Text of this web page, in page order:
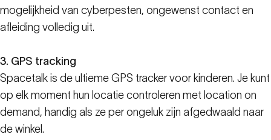
mogelijkheid van cyberpesten, ongewenst contact en
afleiding volledig uit.
3. GPS tracking
Spacetalk is de ultieme GPS tracker voor kinderen. Je kunt
op elk moment hun locatie controleren met location on
demand, handig als ze per ongeluk zijn afgedwaald naar
de winkel.